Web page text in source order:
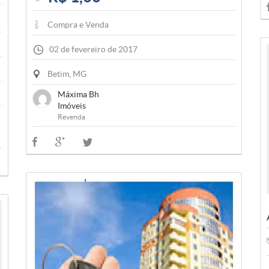
Compra e Venda
02 de fevereiro de 2017
Betim, MG
Máxima Bh
Imóveis
Revenda